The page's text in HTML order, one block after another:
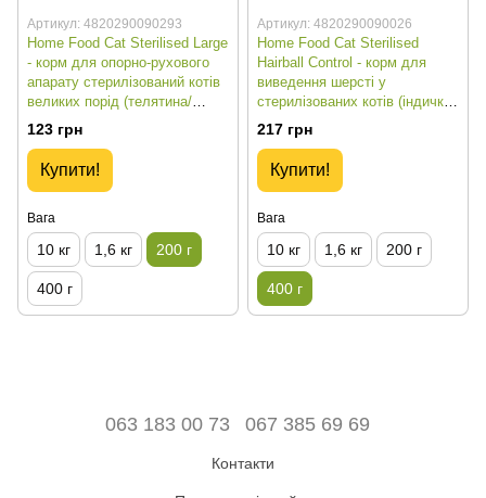
Артикул: 4820290090293
Home Food Cat Sterilised Large
- корм для опорно-рухового
апарату стерилізований котів
великих порід (телятина/
лосось/в’ялені томати) - 200 г
123 грн
Купити!
Вага
10 кг 1,6 кг 200 г
400 г
Артикул: 4820290090026
Home Food Cat Sterilised
Hairball Control - корм для
виведення шерсті у
стерилізованих котів (індичка/
курка/ягоди) - 400 г
217 грн
Купити!
Вага
10 кг 1,6 кг 200 г
400 г
063 183 00 73 067 385 69 69
Контакти